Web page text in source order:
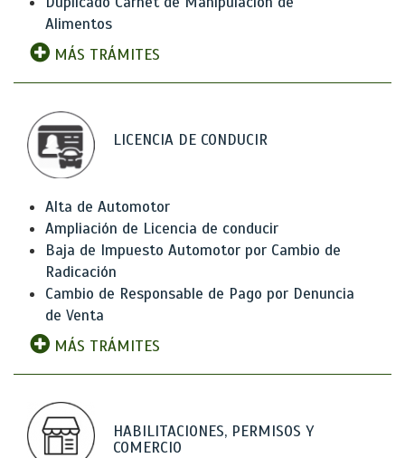
Alimentos
MÁS TRÁMITES
LICENCIA DE CONDUCIR
Alta de Automotor
Ampliación de Licencia de conducir
Baja de Impuesto Automotor por Cambio de
Radicación
Cambio de Responsable de Pago por Denuncia
de Venta
MÁS TRÁMITES
HABILITACIONES, PERMISOS Y
COMERCIO